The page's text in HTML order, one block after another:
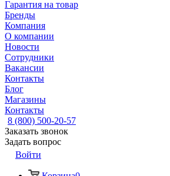
Гарантия на товар
Бренды
Компания
О компании
Новости
Сотрудники
Вакансии
Контакты
Блог
Магазины
Контакты
8 (800) 500-20-57
Заказать звонок
Задать вопрос
Войти